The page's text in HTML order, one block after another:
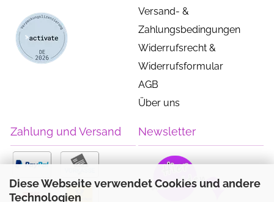
Diese Webseite verwendet Cookies und andere
Technologien
Versand- &
Zahlungsbedingungen
Widerrufsrecht &
Widerrufsformular
AGB
Über uns
Zahlung und Versand Newsletter